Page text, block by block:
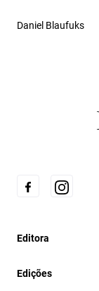
Daniel Blaufuks
Editora
Edições